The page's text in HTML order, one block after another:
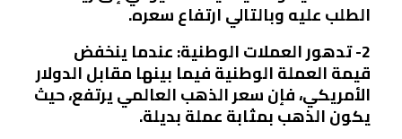
الطلب عليه وبالتالي ارتفاع سعره.
2- تدهور العملات الوطنية: عندما ينخفض
قيمة العملة الوطنية فيما بينها مقابل الدولار
الأمريكي، فإن سعر الذهب العالمي يرتفع، حيث
يكون الذهب بمثابة عملة بديلة.